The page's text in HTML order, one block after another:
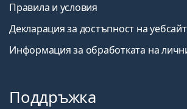
Правила и условия
Декларация за достъпност на
Информация за обработката на
Поддръжка